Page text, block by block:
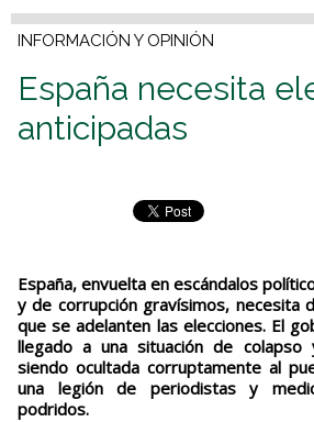
INFORMACIÓN Y OPINIÓN
España necesita
anticipadas
España, envuelta en escándalos
y de corrupción gravísimos, necesita
que se adelanten las elecciones. El
llegado a una situación de
siendo ocultada corruptamente al
una legión de periodistas y
podridos.